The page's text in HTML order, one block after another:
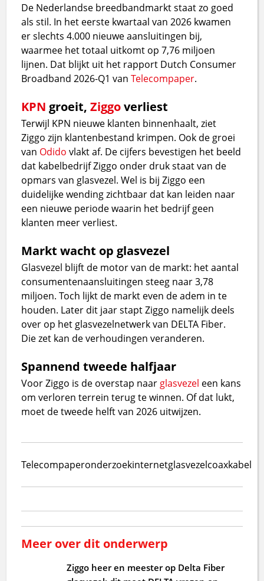
De Nederlandse breedbandmarkt staat zo goed
als stil. In het eerste kwartaal van 2026 kwamen
er slechts 4.000 nieuwe aansluitingen bij,
waarmee het totaal uitkomt op 7,76 miljoen
lijnen. Dat blijkt uit het rapport Dutch Consumer
Broadband 2026-Q1 vanTelecompaper.
KPN groeit,Ziggoverliest
Terwijl KPN nieuwe klanten binnenhaalt, ziet
Ziggo zijn klantenbestand krimpen. Ook de groei
van Odido vlakt af. De cijfers bevestigen het beeld
dat kabelbedrijf Ziggo onder druk staat van de
opmars van glasvezel. Wel is bij Ziggo een
duidelijke wending zichtbaar dat kan leiden naar
een nieuwe periode waarin het bedrijf geen
klanten meer verliest.
Markt wacht op glasvezel
Glasvezel blijft de motor van de markt: het aantal
consumentenaansluitingen steeg naar 3,78
miljoen. Toch lijkt de markt even de adem in te
houden. Later dit jaar stapt Ziggo namelijk deels
over op het glasvezelnetwerk van DELTA Fiber.
Die zet kan de verhoudingen veranderen.
Spannend tweede halfjaar
Voor Ziggo is de overstap naar glasvezel een kans
om verloren terrein terug te winnen. Of dat lukt,
moet de tweede helft van 2026 uitwijzen.
Telecompaperonderzoekinternetglasvezelcoaxkabel
Meer over dit onderwerp
Ziggo heer en meester op Delta Fiber